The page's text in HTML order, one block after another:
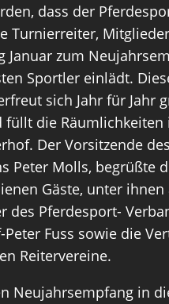
dass der
Turnierreiter,
Januar zum
Sportler einlädt.
sich Jahr für Jahr
füllt die Räumlichkeiten
Der Vorsitzende
Peter Molls, begrüßte
Gäste, unter ihnen
des Pferdesport-
Peter Fuss sowie die
Reitervereine.
Neujahrsempfang in